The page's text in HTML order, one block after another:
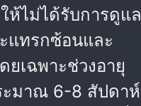
ห้ไม่ได้รับการดูแล
แทรกซ้อนและ
เฉพาะช่วงอายุ
ะมาณ 6-8 สัปดาห์